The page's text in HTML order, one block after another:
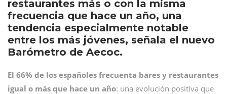
restaurantes más o con la misma
frecuencia que hace un año, una
tendencia especialmente notable
entre los más jóvenes, señala el nuevo
Barómetro de Aecoc.
El 66% de los españoles frecuenta bares y restaurantes
igual o más que hace un año: una evolución positiva que